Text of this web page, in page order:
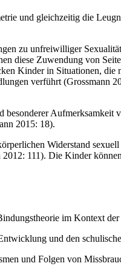
und gleichzeitig die
zu unfreiwilliger
diese Zuwendung von
Kinder in Situationen,
verführt (Grossmann
Aufmerksamkeit
2015: 18).
Widerstand
111). Die Kinder
im Kontext
und den
und Folgen von